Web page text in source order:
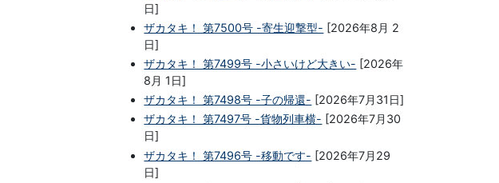
日]
ザカタキ！ 第7500号 -寄生迎撃型- [2026年8月 2
日]
ザカタキ！ 第7499号 -小さいけど大きい- [2026年
8月 1日]
ザカタキ！ 第7498号 -子の帰還- [2026年7月31日]
ザカタキ！ 第7497号 -貨物列車横- [2026年7月30
日]
ザカタキ！ 第7496号 -移動です- [2026年7月29
日]